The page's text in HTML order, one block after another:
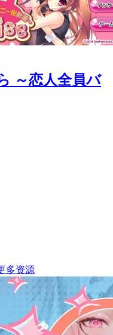
～恋人全員バ
多资源